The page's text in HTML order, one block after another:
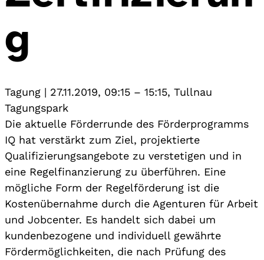
g
Tagung | 27.11.2019, 09:15 – 15:15, Tullnau
Tagungspark
Die aktuelle Förderrunde des Förderprogramms
IQ hat verstärkt zum Ziel, projektierte
Qualifizierungsangebote zu verstetigen und in
eine Regelfinanzierung zu überführen. Eine
mögliche Form der Regelförderung ist die
Kostenübernahme durch die Agenturen für Arbeit
und Jobcenter. Es handelt sich dabei um
kundenbezogene und individuell gewährte
Fördermöglichkeiten, die nach Prüfung des